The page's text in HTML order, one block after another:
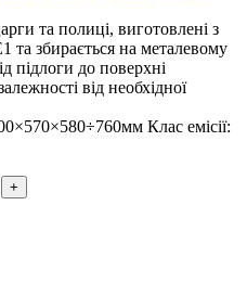
та полиці, виготовлені з
збирається на металевому
підлоги до поверхні
від необхідної
Клас емісії:
+